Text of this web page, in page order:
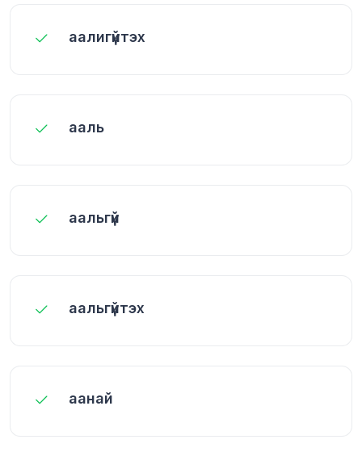
аалигүйтэх
ааль
аальгүй
аальгүйтэх
аанай